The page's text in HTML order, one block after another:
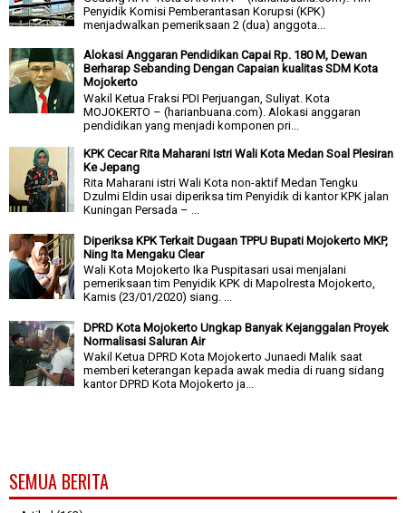
Penyidik Komisi Pemberantasan Korupsi (KPK)
menjadwalkan pemeriksaan 2 (dua) anggota...
Alokasi Anggaran Pendidikan Capai Rp. 180 M, Dewan
Berharap Sebanding Dengan Capaian kualitas SDM Kota
Mojokerto
Wakil Ketua Fraksi PDI Perjuangan, Suliyat. Kota
MOJOKERTO – (harianbuana.com). Alokasi anggaran
pendidikan yang menjadi komponen pri...
KPK Cecar Rita Maharani Istri Wali Kota Medan Soal Plesiran
Ke Jepang
Rita Maharani istri Wali Kota non-aktif Medan Tengku
Dzulmi Eldin usai diperiksa tim Penyidik di kantor KPK jalan
Kuningan Persada – ...
Diperiksa KPK Terkait Dugaan TPPU Bupati Mojokerto MKP,
Ning Ita Mengaku Clear
Wali Kota Mojokerto Ika Puspitasari usai menjalani
pemeriksaan tim Penyidik KPK di Mapolresta Mojokerto,
Kamis (23/01/2020) siang. ...
DPRD Kota Mojokerto Ungkap Banyak Kejanggalan Proyek
Normalisasi Saluran Air
Wakil Ketua DPRD Kota Mojokerto Junaedi Malik saat
memberi keterangan kepada awak media di ruang sidang
kantor DPRD Kota Mojokerto ja...
SEMUA BERITA